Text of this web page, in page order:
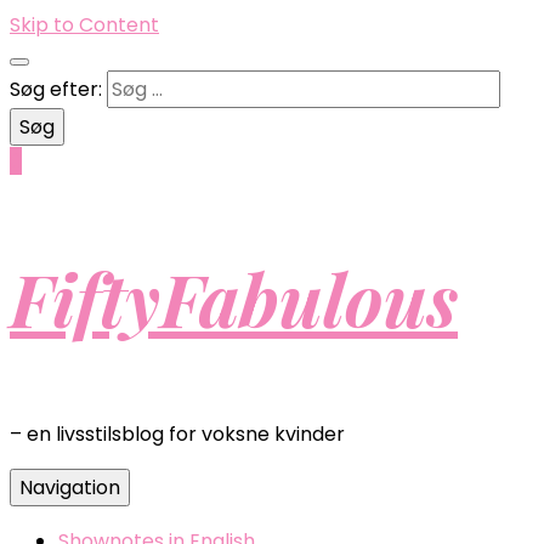
Skip to Content
Søg efter:
FiftyFabulous
– en livsstilsblog for voksne kvinder
Navigation